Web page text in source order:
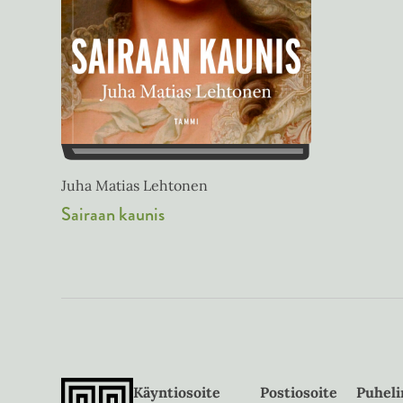
Juha Matias Lehtonen
Sairaan kaunis
Käyntiosoite Postiosoite